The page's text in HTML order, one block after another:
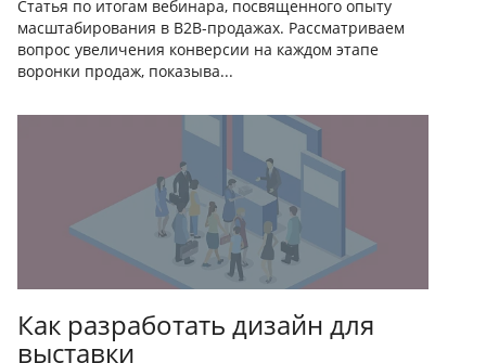
Статья по итогам вебинара, посвященного опыту
масштабирования в B2B-продажах. Рассматриваем
вопрос увеличения конверсии на каждом этапе
воронки продаж, показыва...
Как разработать дизайн для
выставки